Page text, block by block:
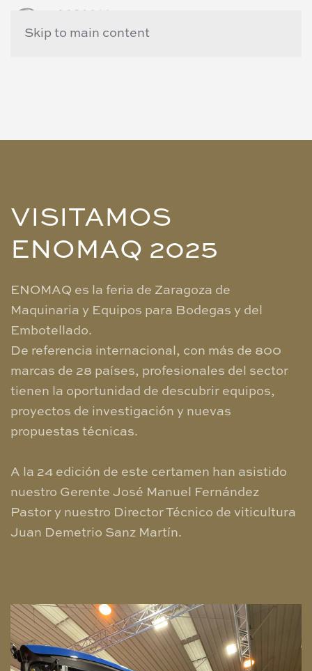
Skip to main content
VISITAMOS
ENOMAQ 2025
ENOMAQ es la feria de Zaragoza de
Maquinaria y Equipos para Bodegas y del
Embotellado.
De referencia internacional, con más de 800
marcas de 28 países, profesionales del sector
tienen la oportunidad de descubrir equipos,
proyectos de investigación y nuevas
propuestas técnicas.
A la 24 edición de este certamen han asistido
nuestro Gerente José Manuel Fernández
Pastor y nuestro Director Técnico de viticultura
Juan Demetrio Sanz Martín.